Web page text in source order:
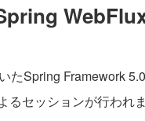
WebFlux
たSpring Framework
セッションが行われま